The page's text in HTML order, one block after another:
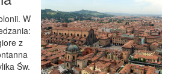
W
z
Św.